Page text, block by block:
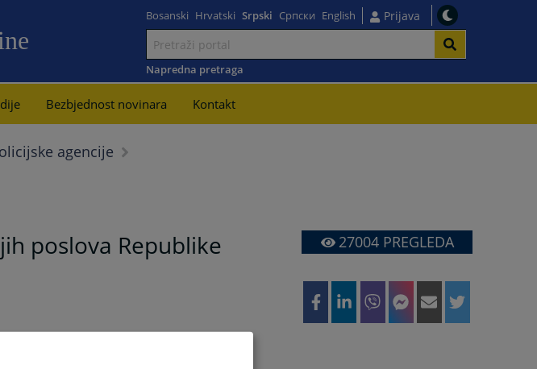
sadržaj
Bosanski Hrvatski Srpski Српски English Prijava
Napredna pretraga
Bezbjednost novinara Kontakt
agencije
poslova Republike
27004PREGLEDA